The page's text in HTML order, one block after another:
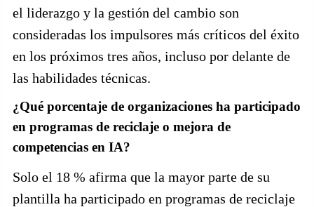
el liderazgo y la gestión del cambio son
consideradas los impulsores más críticos del éxito
en los próximos tres años, incluso por delante de
las habilidades técnicas.
¿Qué porcentaje de organizaciones ha participado
en programas de reciclaje o mejora de
competencias en IA?
Solo el 18 % afirma que la mayor parte de su
plantilla ha participado en programas de reciclaje